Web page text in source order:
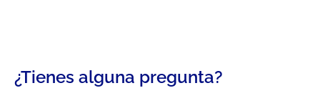
¿Tienes alguna pregunta?